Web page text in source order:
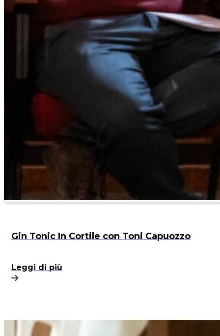
Gin Tonic In Cortile con Toni Capuozzo
Leggi di più